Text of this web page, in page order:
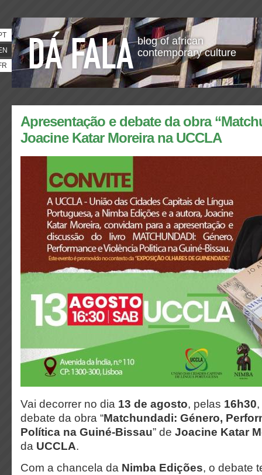
blog of african
contemporary culture
Apresentação e debate da obra
Joacine Katar Moreira na UCCLA
Vai decorrer no dia 13 de agosto, pelas 16h30
debate da obra “Matchundadi: Género,
Política na Guiné-Bissau” de Joacine Katar
da UCCLA.
Com a chancela da Nimba Edições, o debate